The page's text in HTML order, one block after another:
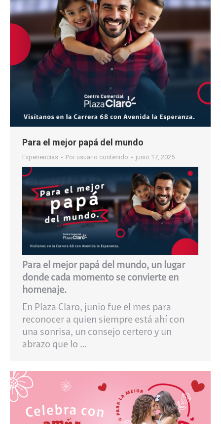
Para el mejor papá del mundo
Experiencias Por usuario contenido junio 17, 2025
Para el mejor papá del mundo, un lugar
donde cada momento se convierte en
homenaje.
En Plaza Claro, junio fue el mes para
reconocer a quien siempre está ahí con
una sonrisa, un consejo certero y un
abrazo que lo …